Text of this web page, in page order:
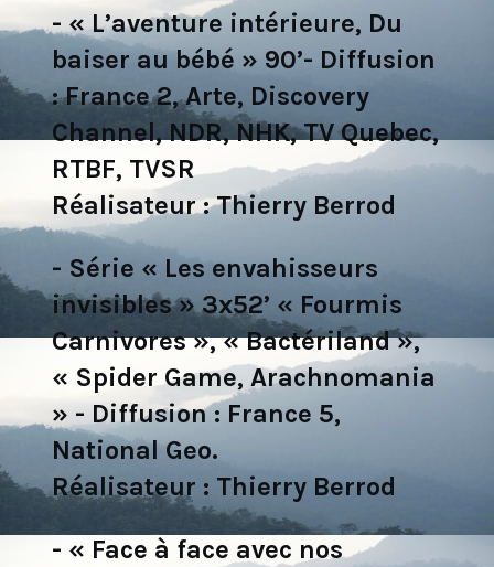
- « L’aventure intérieure, Du
baiser au bébé » 90’- Diffusion
: France 2, Arte, Discovery
Channel, NDR, NHK, TV Quebec,
RTBF, TVSR
Réalisateur : Thierry Berrod
- Série « Les envahisseurs
invisibles » 3x52’ « Fourmis
Carnivores », « Bactériland »,
« Spider Game, Arachnomania
» - Diffusion : France 5,
National Geo.
Réalisateur : Thierry Berrod
- « Face à face avec nos